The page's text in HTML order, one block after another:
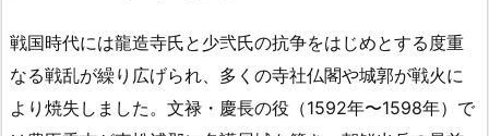
戦国時代には龍造寺氏と少弐氏の抗争をはじめとする度重
なる戦乱が繰り広げられ、多くの寺社仏閣や城郭が戦火に
より焼失しました。文禄・慶長の役（1592年〜1598年）で